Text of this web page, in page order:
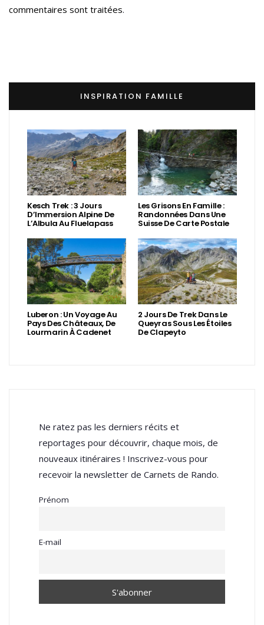
commentaires sont traitées.
INSPIRATION FAMILLE
Kesch Trek : 3 Jours
D’Immersion Alpine De
L’Albula Au Fluelapass
Les Grisons En Famille :
Randonnées Dans Une
Suisse De Carte Postale
Luberon : Un Voyage Au
Pays Des Châteaux, De
Lourmarin À Cadenet
2 Jours De Trek Dans Le
Queyras Sous Les Étoiles
De Clapeyto
Ne ratez pas les derniers récits et
reportages pour découvrir, chaque mois, de
nouveaux itinéraires ! Inscrivez-vous pour
recevoir la newsletter de Carnets de Rando.
Prénom
E-mail